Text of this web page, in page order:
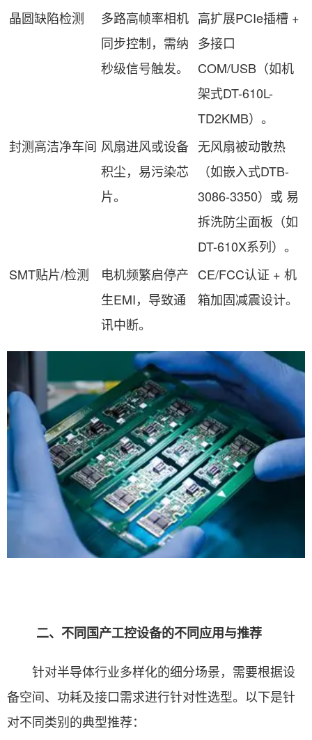
晶圆缺陷检测
多路高帧率相机
同步控制，需纳
秒级信号触发。
高扩展PCIe插槽 +
多接口
COM/USB（如机
架式DT-610L-
TD2KMB）。
封测高洁净车间 风扇进风或设备
积尘，易污染芯
片。
无风扇被动散热
（如嵌入式DTB-
3086-3350）或 易
拆洗防尘面板（如
DT-610X系列）。
SMT贴片/检测
电机频繁启停产
生EMI，导致通
讯中断。
CE/FCC认证 + 机
箱加固减震设计。
二、不同国产工控设备的不同应用与推荐
针对半导体行业多样化的细分场景，需要根据设
备空间、功耗及接口需求进行针对性选型。以下是针
对不同类别的典型推荐：